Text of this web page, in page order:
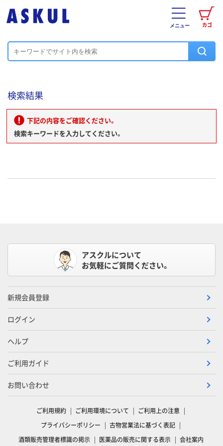
カゴ
メニュー
検索結果
下記の内容をご確認ください。
検索キーワードを入力してください。
アスクルについて
お気軽にご質問ください。
新規会員登録
ログイン
ヘルプ
ご利用ガイド
お問い合わせ
ご利用規約 ご利用環境について
ご利用上の注意
プライバシーポリシー
古物営業法に基づく表記
酒類販売管理者標識の掲示
医薬品の販売に関する表示 会社案内